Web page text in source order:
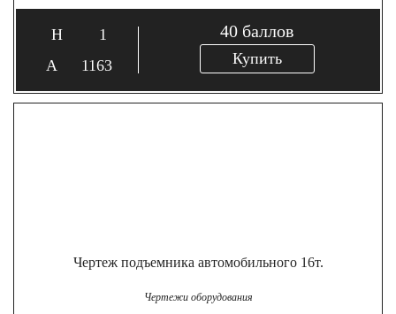
1
1163
40 баллов
Купить
Чертеж подъемника автомобильного 16т.
Чертежи оборудования